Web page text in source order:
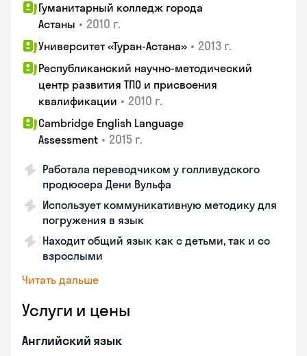
Гуманитарный колледж города
Астаны • 2010 г.
Университет «Туран-Астана» • 2013 г.
Республиканский научно-методический
центр развития ТПО и присвоения
квалификации • 2010 г.
Cambridge English Language
Assessment • 2015 г.
Работала переводчиком у голливудского
продюсера Дени Вульфа
Использует коммуникативную методику для
погружения в язык
Находит общий язык как с детьми, так и со
взрослыми
Читать дальше
Услуги и цены
Английский язык